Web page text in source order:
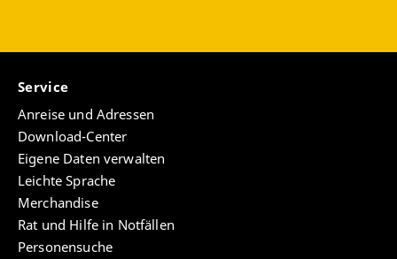
Service
Anreise und Adressen
Download-Center
Eigene Daten verwalten
Leichte Sprache
Merchandise
Rat und Hilfe in Notfällen
Personensuche